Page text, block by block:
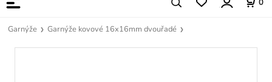
Garnýže Garnýže kovové 16x16mm dvouřadé